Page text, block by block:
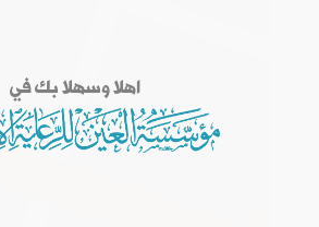
اهلا وسهلا بك في